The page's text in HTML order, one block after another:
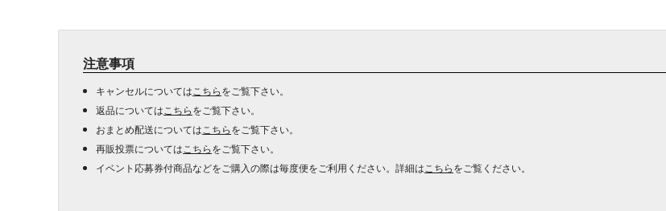
注意事項
キャンセルについては こちらをご覧下さい。
返品については こちらをご覧下さい。
おまとめ配送については こちらをご覧下さい。
再販投票については こちらをご覧下さい。
イベント応募券付商品などをご購入の際は毎度便をご利用ください。詳細は こちらをご覧ください。